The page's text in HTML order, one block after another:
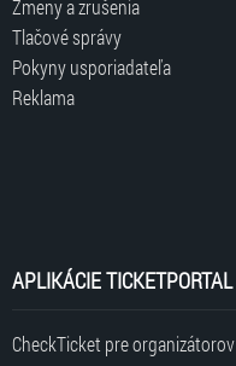
Zmeny a zrušenia
Tlačové správy
Pokyny usporiadateľa
Reklama
APLIKÁCIE TICKETPORTAL
CheckTicket pre organizátorov